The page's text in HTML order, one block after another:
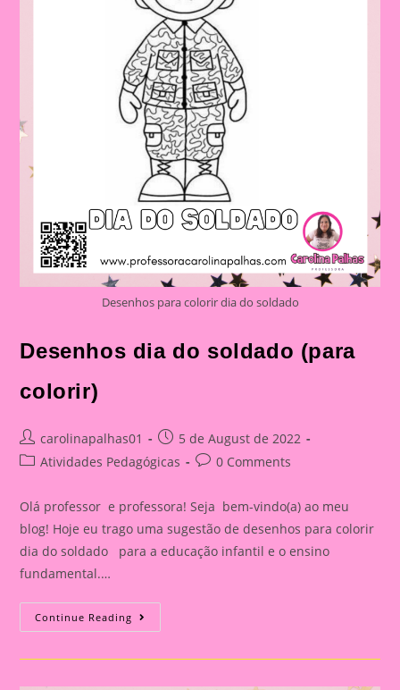
Desenhos para colorir dia do soldado
Desenhos dia do soldado (para
colorir)
Post
author:
carolinapalhas01
Post
published:
5 de August de 2022
PostAtividades Pedagógicas
Post0 Comments
Olá professor e professora! Seja bem-vindo(a) ao meu
blog! Hoje eu trago uma sugestão de desenhos para colorir
dia do soldado para a educação infantil e o ensino
fundamental.…
Continue Reading Desenhos
Dia
Soldado